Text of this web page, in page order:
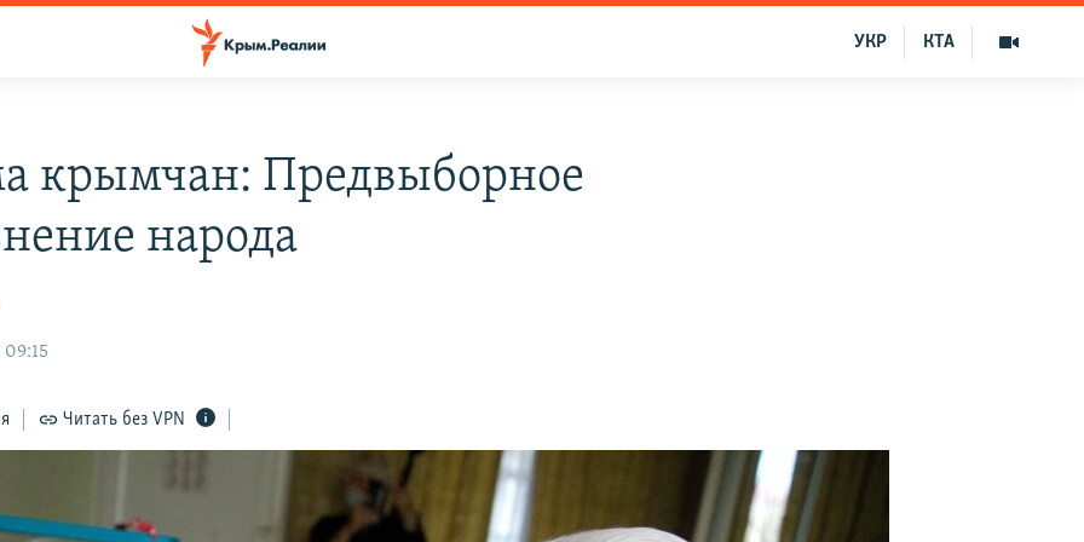
КТА
УКР
крымчан: Предвыборное
народа
09:15
Читать без VPN